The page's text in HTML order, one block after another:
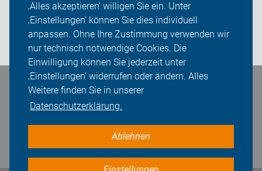
‚Alles akzeptieren‘ willigen Sie ein. Unter
‚Einstellungen‘ können Sie dies individuell
anpassen. Ohne Ihre Zustimmung verwenden wir
nur technisch notwendige Cookies. Die
Einwilligung können Sie jederzeit unter
‚Einstellungen‘ widerrufen oder ändern. Alles
Weitere finden Sie in unserer
Datenschutzerklärung.
Ablehnen
Presse
Login
Bleiben Sie in Kontakt